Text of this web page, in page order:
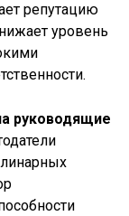
репутацию
уровень
руководящие